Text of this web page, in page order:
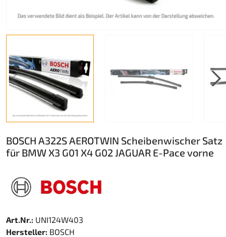
BOSCH A322S AEROTWIN Scheibenwischer Satz
für BMW X3 G01 X4 G02 JAGUAR E-Pace vorne
Art.Nr.: UNI124W403
Hersteller: BOSCH